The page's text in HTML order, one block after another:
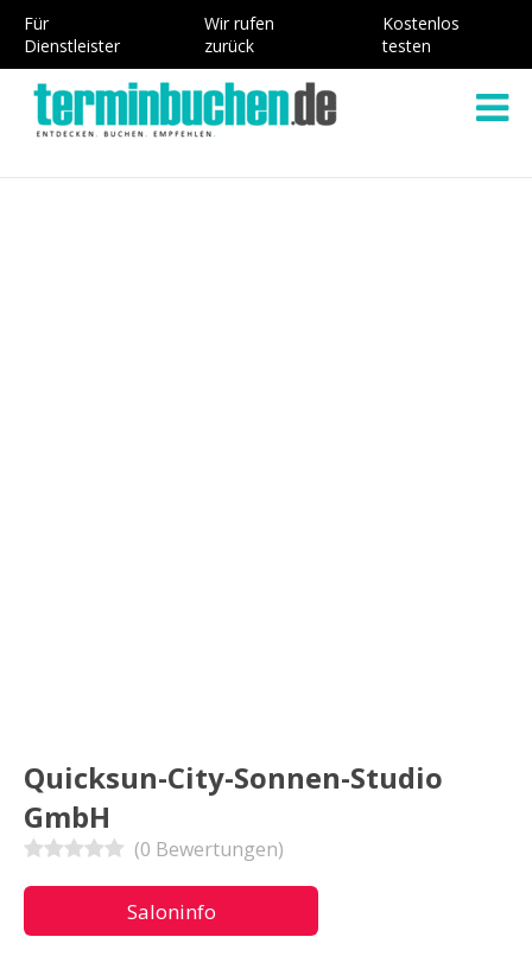
Für
Dienstleister
Wir rufen
zurück
Kostenlos
testen
Quicksun-City-Sonnen-Studio
GmbH
(0 Bewertungen)
Saloninfo